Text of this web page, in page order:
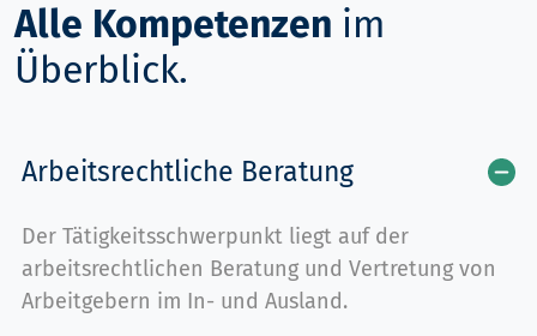
Alle Kompetenzen im
Überblick.
Arbeitsrechtliche Beratung
Der Tätigkeitsschwerpunkt liegt auf der
arbeitsrechtlichen Beratung und Vertretung von
Arbeitgebern im In- und Ausland.